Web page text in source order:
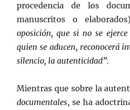
procedencia de los
manuscritos o
oposición, que si no se
quien se aducen, reconocerá
silencio, la autenticidad”.
Mientras que sobre la
documentales, se ha